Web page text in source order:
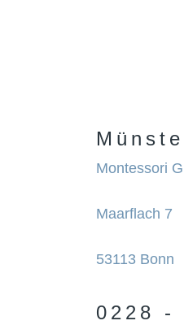
Montessori
Maarflach 7
53113 Bonn
0228 -